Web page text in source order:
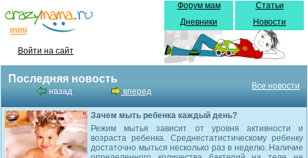
Войти на сайт
Форум мам
Дневники
Статьи
Новости
Последняя новость
назад вперед
Все новости
Зачем мыть ребенка каждый день?
Режим мытья зависит от уровня активности и
возраста ребенка. Среднестатистическому ребенку
достаточно мыться несколько раз в неделю. Наличие